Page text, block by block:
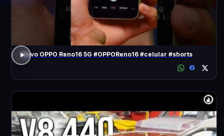
Novo OPPO Reno16 5G #OPPOReno16 #celular #shorts